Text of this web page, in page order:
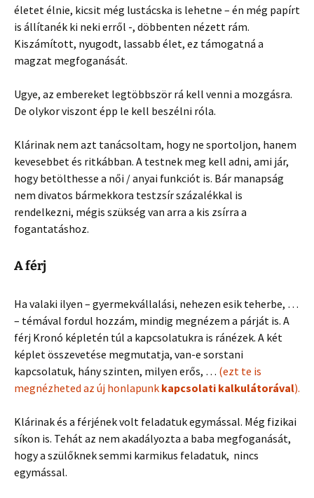
életet élnie, kicsit még lustácska is lehetne – én még papírt
is állítanék ki neki erről -, döbbenten nézett rám.
Kiszámított, nyugodt, lassabb élet, ez támogatná a
magzat megfoganását.
Ugye, az embereket legtöbbször rá kell venni a mozgásra.
De olykor viszont épp le kell beszélni róla.
Klárinak nem azt tanácsoltam, hogy ne sportoljon, hanem
kevesebbet és ritkábban. A testnek meg kell adni, ami jár,
hogy betölthesse a női / anyai funkciót is. Bár manapság
nem divatos bármekkora testzsír százalékkal is
rendelkezni, mégis szükség van arra a kis zsírra a
fogantatáshoz.
A férj
Ha valaki ilyen – gyermekvállalási, nehezen esik teherbe, …
– témával fordul hozzám, mindig megnézem a párját is. A
férj Kronó képletén túl a kapcsolatukra is ránézek. A két
képlet összevetése megmutatja, van-e sorstani
kapcsolatuk, hány szinten, milyen erős, … (ezt te is
megnézheted az új honlapunk kapcsolati kalkulátorával).
Klárinak és a férjének volt feladatuk egymással. Még fizikai
síkon is. Tehát az nem akadályozta a baba megfoganását,
hogy a szülőknek semmi karmikus feladatuk, nincs
egymással.